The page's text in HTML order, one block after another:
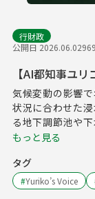
行財政
公開日 2026.06.02
【AI都知事ユ
気候変動の影響
状況に合わせた
る地下調節池や
もっと見る
タグ
#Yuriko’s Voice